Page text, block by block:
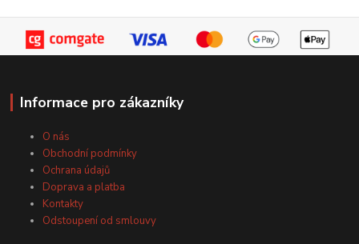
Informace pro zákazníky
O nás
Obchodní podmínky
Ochrana údajů
Doprava a platba
Kontakty
Odstoupení od smlouvy